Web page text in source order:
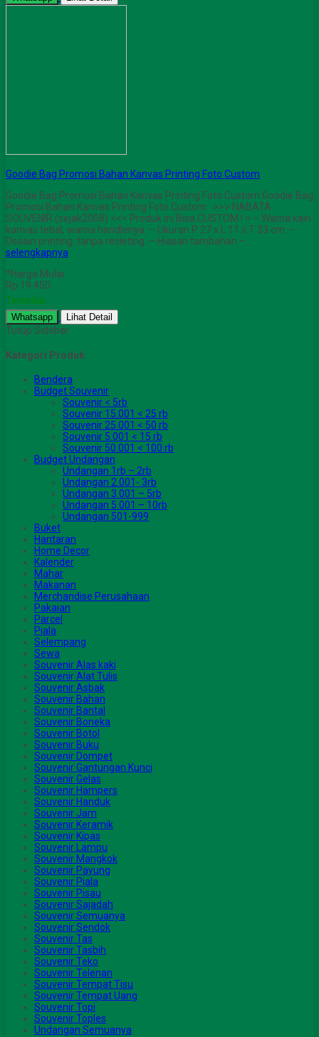
Goodie Bag Promosi Bahan Kanvas Printing Foto Custom
Goodie Bag Promosi Bahan Kanvas Printing Foto Custom Goodie Bag
Promosi Bahan Kanvas Printing Foto Custom >>> NABATA
SOUVENIR (sejak2008) <<< Produk ini Bisa CUSTOM ! = – Warna kain
kanvas tebal, warna handlenya. – Ukuran P 27 x L 11 x T 33 cm. –
Desain printing. tanpa resleting. – Hiasan tambahan –…
selengkapnya
*Harga Mulai
Rp 19.450
Tersedia
Whatsapp Lihat Detail
Tutup Sidebar
Kategori Produk
Bendera
Budget Souvenir
Souvenir < 5rb
Souvenir 15.001 < 25 rb
Souvenir 25.001 < 50 rb
Souvenir 5.001 < 15 rb
Souvenir 50.001 < 100 rb
Budget Undangan
Undangan 1rb – 2rb
Undangan 2.001- 3rb
Undangan 3.001 – 5rb
Undangan 5.001 – 10rb
Undangan 501-999
Buket
Hantaran
Home Decor
Kalender
Mahar
Makanan
Merchandise Perusahaan
Pakaian
Parcel
Piala
Selempang
Sewa
Souvenir Alas kaki
Souvenir Alat Tulis
Souvenir Asbak
Souvenir Bahan
Souvenir Bantal
Souvenir Boneka
Souvenir Botol
Souvenir Buku
Souvenir Dompet
Souvenir Gantungan Kunci
Souvenir Gelas
Souvenir Hampers
Souvenir Handuk
Souvenir Jam
Souvenir Keramik
Souvenir Kipas
Souvenir Lampu
Souvenir Mangkok
Souvenir Payung
Souvenir Piala
Souvenir Pisau
Souvenir Sajadah
Souvenir Semuanya
Souvenir Sendok
Souvenir Tas
Souvenir Tasbih
Souvenir Teko
Souvenir Telenan
Souvenir Tempat Tisu
Souvenir Tempat Uang
Souvenir Topi
Souvenir Toples
Undangan Semuanya